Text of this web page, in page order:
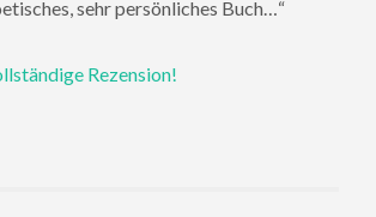
sehr persönliches Buch…“
Rezension!